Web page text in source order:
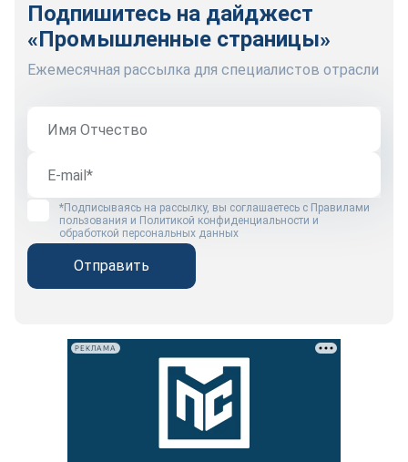
Подпишитесь на дайджест
«Промышленные страницы»
Ежемесячная рассылка для специалистов отрасли
*Подписываясь на рассылку, вы соглашаетесь с Правилами
пользования и Политикой конфиденциальности и
обработкой персональных данных
Отправить
РЕКЛАМА